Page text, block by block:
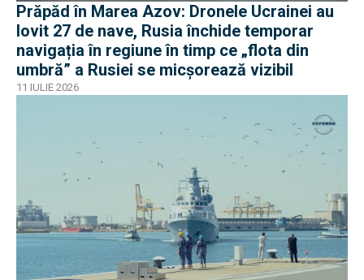
Prăpăd în Marea Azov: Dronele Ucrainei au
lovit 27 de nave, Rusia închide temporar
navigația în regiune în timp ce „flota din
umbră” a Rusiei se micșorează vizibil
11 IULIE 2026